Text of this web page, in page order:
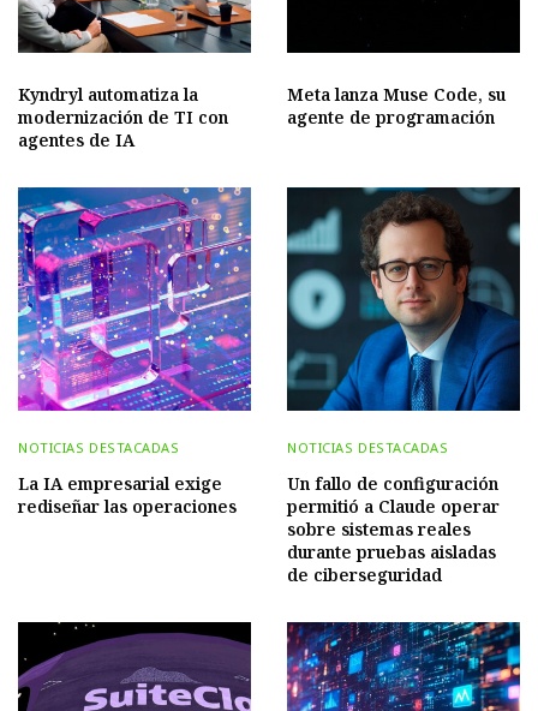
Kyndryl automatiza la
modernización de TI con
agentes de IA
Meta lanza Muse Code, su
agente de programación
NOTICIAS DESTACADAS
La IA empresarial exige
rediseñar las operaciones
NOTICIAS DESTACADAS
Un fallo de configuración
permitió a Claude operar
sobre sistemas reales
durante pruebas aisladas
de ciberseguridad